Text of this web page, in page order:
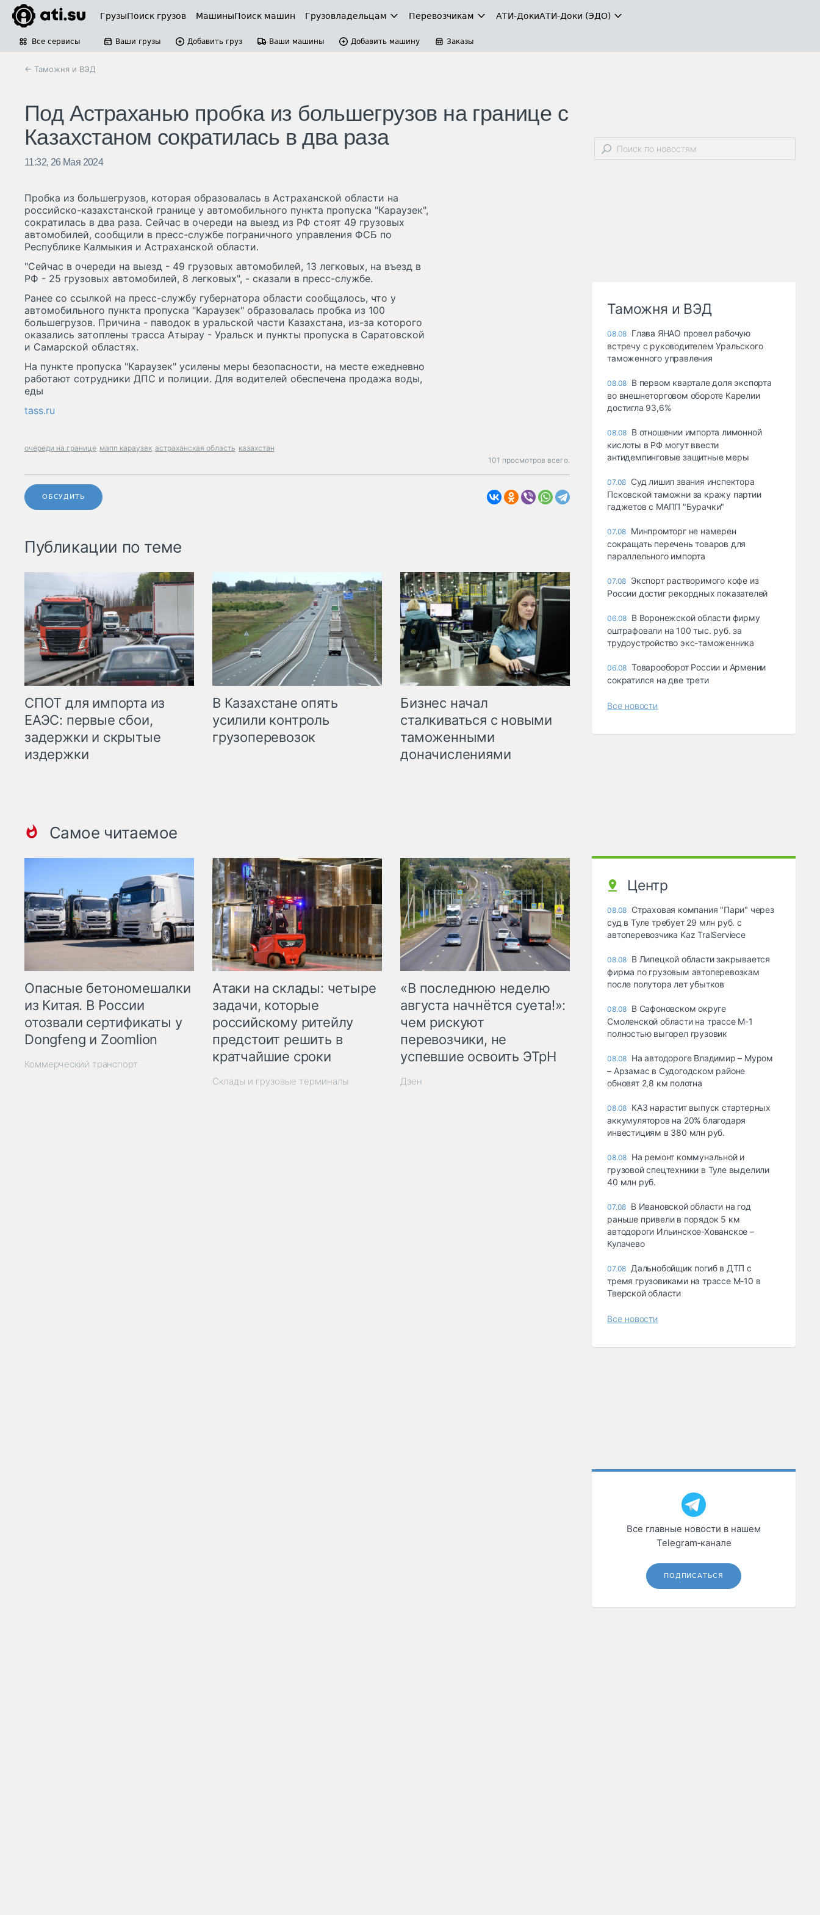
ГрузыПоиск грузов МашиныПоиск машин Грузовладельцам Перевозчикам АТИ-ДокиАТИ-Доки (ЭДО)
Все сервисы Ваши грузы Добавить груз Ваши машины Добавить машину Заказы
← Таможня и ВЭД
Под Астраханью пробка из большегрузов на границе с
Казахстаном сократилась в два раза
11:32, 26 Мая 2024
Пробка из большегрузов, которая образовалась в Астраханской области на
российско-казахстанской границе у автомобильного пункта пропуска "Караузек",
сократилась в два раза. Сейчас в очереди на выезд из РФ стоят 49 грузовых
автомобилей, сообщили в пресс-службе пограничного управления ФСБ по
Республике Калмыкия и Астраханской области.
"Сейчас в очереди на выезд - 49 грузовых автомобилей, 13 легковых, на въезд в
РФ - 25 грузовых автомобилей, 8 легковых", - сказали в пресс-службе.
Ранее со ссылкой на пресс-службу губернатора области сообщалось, что у
автомобильного пункта пропуска "Караузек" образовалась пробка из 100
большегрузов. Причина - паводок в уральской части Казахстана, из-за которого
оказались затоплены трасса Атырау - Уральск и пункты пропуска в Саратовской
и Самарской областях.
На пункте пропуска "Караузек" усилены меры безопасности, на месте ежедневно
работают сотрудники ДПС и полиции. Для водителей обеспечена продажа воды,
еды
tass.ru
очереди на границе мапп караузек астраханская область казахстан
101 просмотров всего.
ОБСУДИТЬ
Публикации по теме
СПОТ для импорта из
ЕАЭС: первые сбои,
задержки и скрытые
издержки
В Казахстане опять
усилили контроль
грузоперевозок
Бизнес начал
сталкиваться с новыми
таможенными
доначислениями
Самое читаемое
Опасные бетономешалки
из Китая. В России
отозвали сертификаты у
Dongfeng и Zoomlion
Коммерческий транспорт
Атаки на склады: четыре
задачи, которые
российскому ритейлу
предстоит решить в
кратчайшие сроки
Склады и грузовые терминалы
«В последнюю неделю
августа начнётся суета!»:
чем рискуют
перевозчики, не
успевшие освоить ЭТрН
Дзен
Таможня и ВЭД
08.08 Глава ЯНАО провел рабочую
встречу с руководителем Уральского
таможенного управления
08.08 В первом квартале доля экспорта
во внешнеторговом обороте Карелии
достигла 93,6%
08.08 В отношении импорта лимонной
кислоты в РФ могут ввести
антидемпинговые защитные меры
07.08 Суд лишил звания инспектора
Псковской таможни за кражу партии
гаджетов с МАПП "Бурачки"
07.08 Минпромторг не намерен
сокращать перечень товаров для
параллельного импорта
07.08 Экспорт растворимого кофе из
России достиг рекордных показателей
06.08 В Воронежской области фирму
оштрафовали на 100 тыс. руб. за
трудоустройство экс-таможенника
06.08 Товарооборот России и Армении
сократился на две трети
Все новости
Центр
08.08 Страховая компания "Пари" через
суд в Туле требует 29 млн руб. с
автоперевозчика Kaz TralServiece
08.08 В Липецкой области закрывается
фирма по грузовым автоперевозкам
после полутора лет убытков
08.08 В Сафоновском округе
Смоленской области на трассе М-1
полностью выгорел грузовик
08.08 На автодороге Владимир – Муром
– Арзамас в Судогодском районе
обновят 2,8 км полотна
08.08 КАЗ нарастит выпуск стартерных
аккумуляторов на 20% благодаря
инвестициям в 380 млн руб.
08.08 На ремонт коммунальной и
грузовой спецтехники в Туле выделили
40 млн руб.
07.08 В Ивановской области на год
раньше привели в порядок 5 км
автодороги Ильинское-Хованское –
Кулачево
07.08 Дальнобойщик погиб в ДТП с
тремя грузовиками на трассе М-10 в
Тверской области
Все новости
Все главные новости в нашем
Telegram‑канале
ПОДПИСАТЬСЯ